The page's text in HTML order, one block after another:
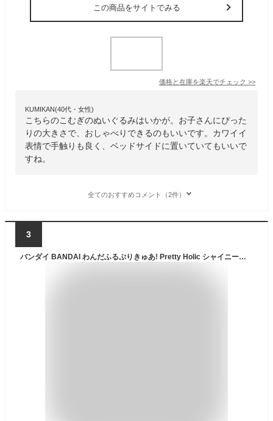
この商品をサイトでみる
価格と在庫を楽天でチェック >>
KUMIKAN(40代・女性)
こちらのこむぎのぬいぐるみはいかが。お子さんにぴった
りの大きさで、おしゃべりできるのもいいです。カワイイ
表情で手触りも良く、ベッドサイドに置いていてもいいで
すね。
全てのおすすめコメント（2件）
3
バンダイ BANDAI わんだふるぷりきゅあ! Pretty Holic シャイニーキャッツパクト スペシャルセット 対象年齢 6才以上